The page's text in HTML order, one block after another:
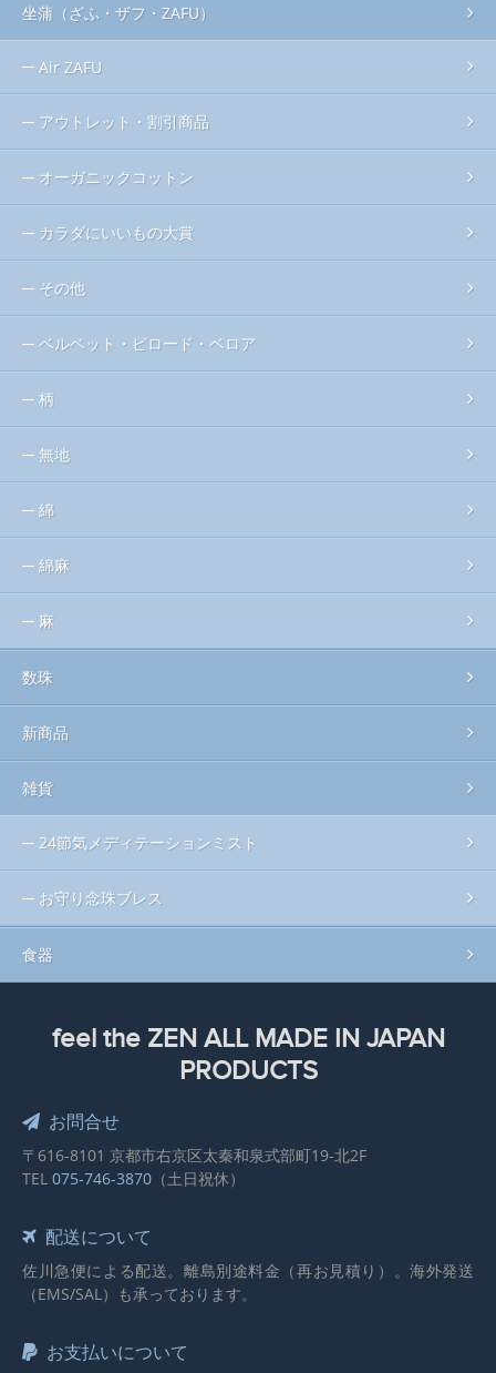
坐蒲（ざふ・ザフ・ZAFU）
Air ZAFU
アウトレット・割引商品
オーガニックコットン
カラダにいいもの大賞
その他
ベルベット・ビロード・ベロア
柄
無地
綿
綿麻
麻
数珠
新商品
雑貨
24節気メディテーションミスト
お守り念珠ブレス
食器
feel the ZEN ALL MADE IN JAPAN
PRODUCTS
お問合せ
〒616-8101 京都市右京区太秦和泉式部町19-北2F
TEL 075-746-3870 （土日祝休）
配送について
佐川急便による配送。離島別途料金（再お見積り）。海外発送
（EMS/SAL）も承っております。
お支払いについて